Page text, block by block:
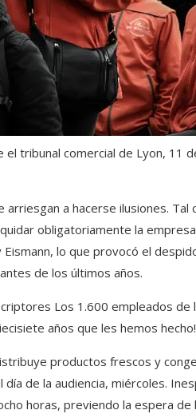
el tribunal comercial de Lyon, 11
a hacerse ilusiones.
obligatoriamente la
lo que provocó el
de los últimos años.
Los 1.600 empleados de
años que les hemos
productos frescos y
de la audiencia, miércoles.
horas, previendo la espera de